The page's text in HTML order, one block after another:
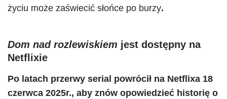
życiu może zaświecić słońce po burzy.
Dom nad rozlewiskiem jest dostępny na
Netflixie
Po latach przerwy serial powrócił na Netflixa 18
czerwca 2025r., aby znów opowiedzieć historię o